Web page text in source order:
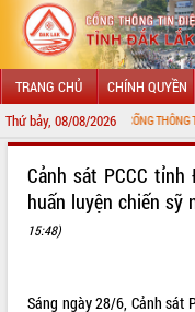
TRANG CHỦ CHÍNH QUYỀN
Thứ bảy, 08/08/2026
ĐẾN VỚI CỔNG THÔNG TIN ĐIỆN TỬ
LÃNH ĐẠO UBND TỈNH
SỞ, BAN, NGÀNH
Cảnh sát PCCC
huấn luyện chiến sỹ
15:48)
Sáng ngày 28/6, Cảnh sát